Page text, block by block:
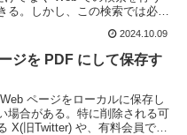
る。しかし、この検索では必ず
しまう。Edge を使わせたいと
わかる...
2024.10.09
ジを PDF にして保存す
ページをローカルに保存し
場合がある。特に削除される可
X(旧Twitter) や、有料会員でな